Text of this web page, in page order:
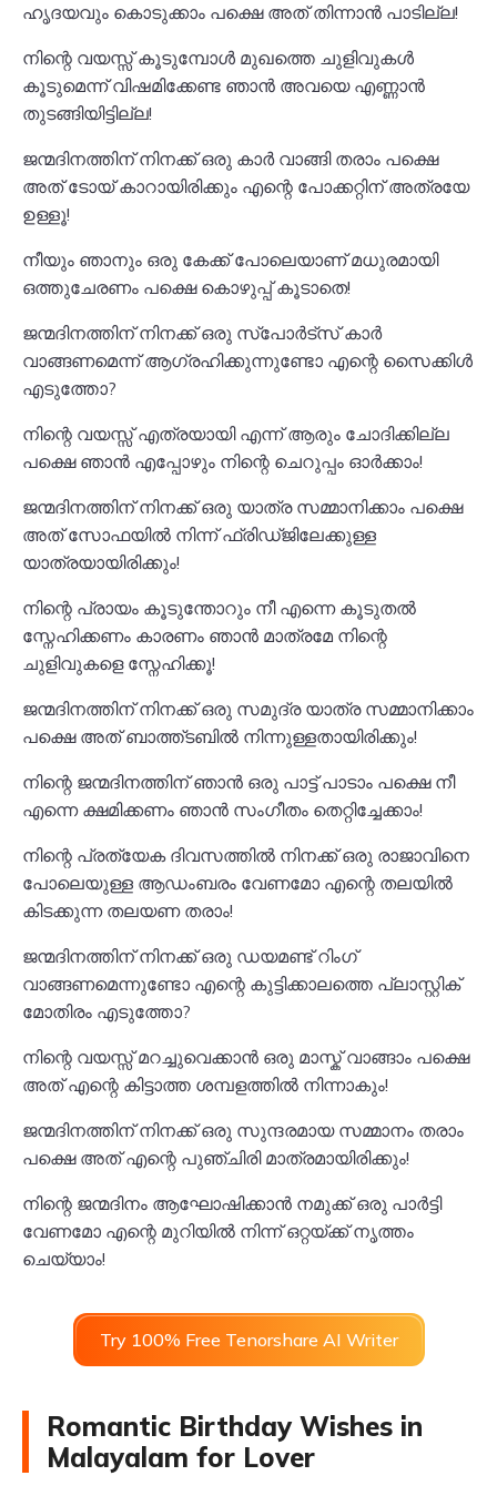
ഹൃദയവും കൊടുക്കാം പക്ഷെ അത് തിന്നാൻ പാടില്ല!
നിന്റെ വയസ്സ് കൂടുമ്പോൾ മുഖത്തെ ചുളിവുകൾ
കൂടുമെന്ന് വിഷമിക്കേണ്ട ഞാൻ അവയെ എണ്ണാൻ
തുടങ്ങിയിട്ടില്ല!
ജന്മദിനത്തിന് നിനക്ക് ഒരു കാർ വാങ്ങി തരാം പക്ഷെ
അത് ടോയ് കാറായിരിക്കും എന്റെ പോക്കറ്റിന് അത്രയേ
ഉള്ളൂ!
നീയും ഞാനും ഒരു കേക്ക് പോലെയാണ് മധുരമായി
ഒത്തുചേരണം പക്ഷെ കൊഴുപ്പ് കൂടാതെ!
ജന്മദിനത്തിന് നിനക്ക് ഒരു സ്പോർട്സ് കാർ
വാങ്ങണമെന്ന് ആഗ്രഹിക്കുന്നുണ്ടോ എന്റെ സൈക്കിൾ
എടുത്തോ?
നിന്റെ വയസ്സ് എത്രയായി എന്ന് ആരും ചോദിക്കില്ല
പക്ഷെ ഞാൻ എപ്പോഴും നിന്റെ ചെറുപ്പം ഓർക്കാം!
ജന്മദിനത്തിന് നിനക്ക് ഒരു യാത്ര സമ്മാനിക്കാം പക്ഷെ
അത് സോഫയിൽ നിന്ന് ഫ്രിഡ്ജിലേക്കുള്ള
യാത്രയായിരിക്കും!
നിന്റെ പ്രായം കൂടുന്തോറും നീ എന്നെ കൂടുതൽ
സ്നേഹിക്കണം കാരണം ഞാൻ മാത്രമേ നിന്റെ
ചുളിവുകളെ സ്നേഹിക്കൂ!
ജന്മദിനത്തിന് നിനക്ക് ഒരു സമുദ്ര യാത്ര സമ്മാനിക്കാം
പക്ഷെ അത് ബാത്ത്ടബിൽ നിന്നുള്ളതായിരിക്കും!
നിന്റെ ജന്മദിനത്തിന് ഞാൻ ഒരു പാട്ട് പാടാം പക്ഷെ നീ
എന്നെ ക്ഷമിക്കണം ഞാൻ സംഗീതം തെറ്റിച്ചേക്കാം!
നിന്റെ പ്രത്യേക ദിവസത്തിൽ നിനക്ക് ഒരു രാജാവിനെ
പോലെയുള്ള ആഡംബരം വേണമോ എന്റെ തലയിൽ
കിടക്കുന്ന തലയണ തരാം!
ജന്മദിനത്തിന് നിനക്ക് ഒരു ഡയമണ്ട് റിംഗ്
വാങ്ങണമെന്നുണ്ടോ എന്റെ കുട്ടിക്കാലത്തെ പ്ലാസ്റ്റിക്
മോതിരം എടുത്തോ?
നിന്റെ വയസ്സ് മറച്ചുവെക്കാൻ ഒരു മാസ്ക് വാങ്ങാം പക്ഷെ
അത് എന്റെ കിട്ടാത്ത ശമ്പളത്തിൽ നിന്നാകും!
ജന്മദിനത്തിന് നിനക്ക് ഒരു സുന്ദരമായ സമ്മാനം തരാം
പക്ഷെ അത് എന്റെ പുഞ്ചിരി മാത്രമായിരിക്കും!
നിന്റെ ജന്മദിനം ആഘോഷിക്കാൻ നമുക്ക് ഒരു പാർട്ടി
വേണമോ എന്റെ മുറിയിൽ നിന്ന് ഒറ്റയ്ക്ക് നൃത്തം
ചെയ്യാം!
Try 100% Free Tenorshare AI Writer
Romantic Birthday Wishes in
Malayalam for Lover